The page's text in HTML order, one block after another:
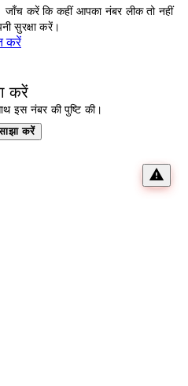
जाँच करें कि कहीं आपका नंबर लीक तो नहीं
सुरक्षा करें।
करें
करें
इस नंबर की पुष्टि की।
करें